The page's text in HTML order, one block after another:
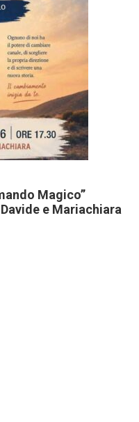
Magico”
e Mariachiara